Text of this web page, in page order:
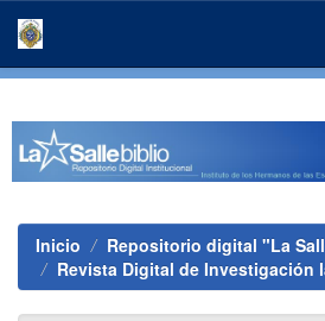
Inicio Repositorio digital "La
Revista Digital de Investigación